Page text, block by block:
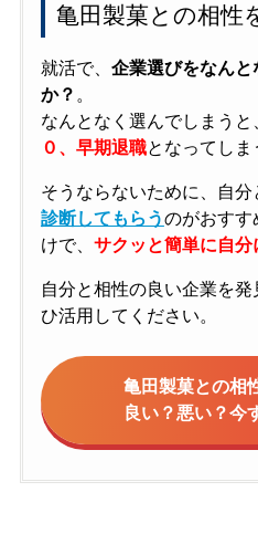
亀田製菓との相性
就活で、 企業選びをなん
か？ 。
なんとなく選んでしまう
０、早期退職となってしま
そうならないために、自
診断してもらうのがおすす
けで、 サクッと簡単に自
自分と相性の良い企業を
ひ活用してください。
亀田製菓との相
良い？悪い？今